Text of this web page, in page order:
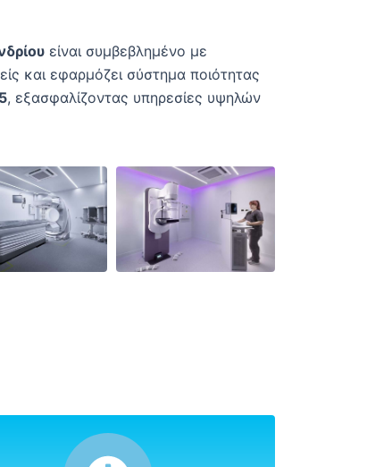
είναι συμβεβλημένο με
και εφαρμόζει σύστημα ποιότητας
, εξασφαλίζοντας υπηρεσίες υψηλών